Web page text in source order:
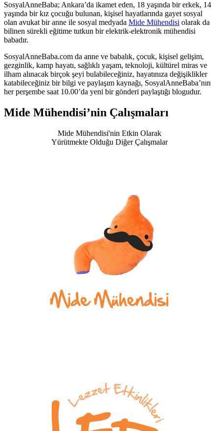
SosyalAnneBaba; Ankara’da ikamet eden, 18 yaşında bir erkek, 14
yaşında bir kız çocuğu bulunan, kişisel hayatlarında gayet sosyal
olan avukat bir anne ile sosyal medyada Mide Mühendisi olarak da
bilinen sürekli eğitime tutkun bir elektrik-elektronik mühendisi
babadır.
SosyalAnneBaba.com da anne ve babalık, çocuk, kişisel gelişim,
gezginlik, kamp hayatı, sağlıklı yaşam, teknoloji, kültürel miras ve
ilham alınacak birçok şeyi bulabileceğiniz, hayatınıza değişiklikler
katabileceğiniz bir bilgi ve paylaşım kaynağı, SosyalAnneBaba’nın
her perşembe saat 10.00’da yeni bir gönderi paylaştığı blogudur.
Mide Mühendisi’nin Çalışmaları
Mide Mühendisi'nin Etkin Olarak
Yürütmekte Olduğu Diğer Çalışmalar